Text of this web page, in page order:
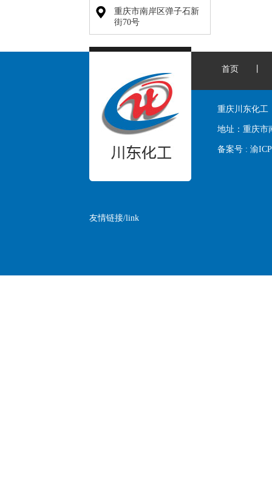
重庆市南岸区弹子石新
街70号
首页
重庆川东化工
地址： 重庆市
备案号 : 渝
友情链接/link